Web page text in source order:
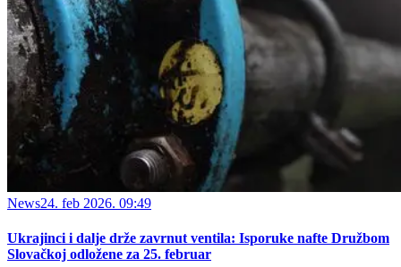
News24. feb 2026. 09:49
Ukrajinci i dalje drže zavrnut ventila: Isporuke nafte Družbom
Slovačkoj odložene za 25. februar